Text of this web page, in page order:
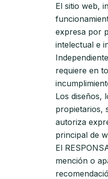
El sitio web,
expresa por
intelectual e
requiere en
Los diseños,
propietarios,
autoriza
principal de
El
mención o